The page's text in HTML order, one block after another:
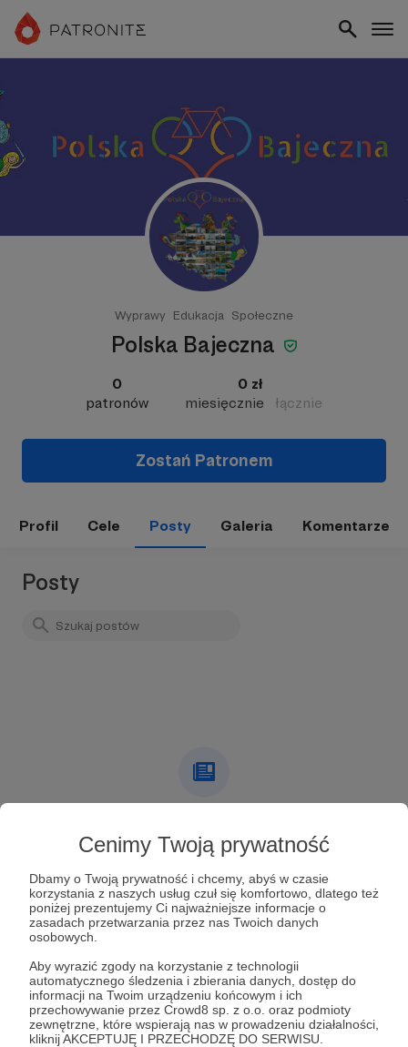
Cenimy Twoją prywatność
Dbamy o Twoją prywatność i chcemy, abyś w czasie
korzystania z naszych usług czuł się komfortowo, dlatego też
poniżej prezentujemy Ci najważniejsze informacje o
zasadach przetwarzania przez nas Twoich danych
osobowych.
Aby wyrazić zgody na korzystanie z technologii
automatycznego śledzenia i zbierania danych, dostęp do
informacji na Twoim urządzeniu końcowym i ich
przechowywanie przez Crowd8 sp. z o.o. oraz podmioty
zewnętrzne, które wspierają nas w prowadzeniu działalności,
kliknij AKCEPTUJĘ I PRZECHODZĘ DO SERWISU.
Wyprawy Edukacja Społeczne
Polska Bajeczna
0
patronów
0 zł
miesięcznie
łącznie
Zostań Patronem
Profil Cele Posty Galeria Komentarze
Posty
Autor nie dodał jeszcze żadnych postów